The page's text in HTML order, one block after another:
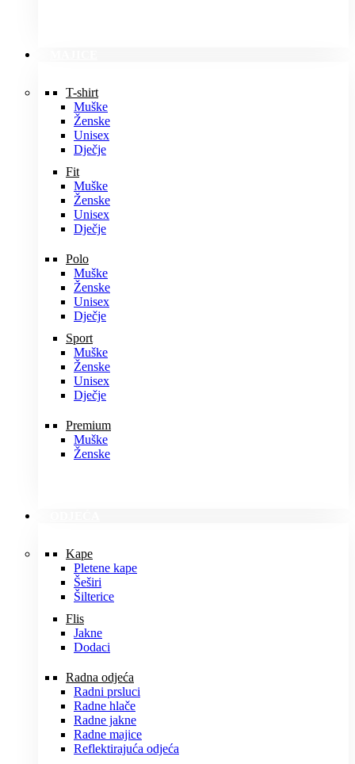
T-shirt
Muške
Ženske
Unisex
Dječje
Fit
Muške
Ženske
Unisex
Dječje
Polo
Muške
Ženske
Unisex
Dječje
Sport
Muške
Ženske
Unisex
Dječje
Premium
Muške
Ženske
Kape
Pletene kape
Šeširi
Šilterice
Flis
Jakne
Dodaci
Radna odjeća
Radni prsluci
Radne hlače
Radne jakne
Radne majice
Reflektirajuća odjeća